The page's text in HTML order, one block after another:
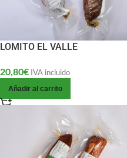
LOMITO EL VALLE
20,80€ IVA incluido
Añadir al carrito